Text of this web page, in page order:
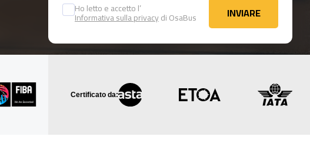
Ho letto e accetto l’
Informativa sulla privacydi OsaBus INVIARE
INVIARE
Certificato da: